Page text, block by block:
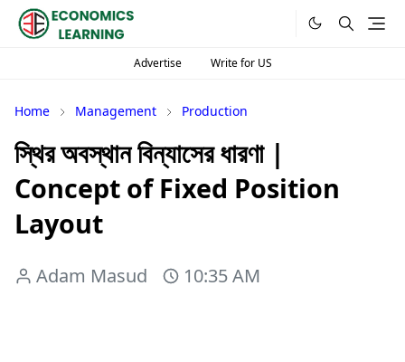
Advertise Write for US
Home Management Production
স্থির অবস্থান বিন্যাসের ধারণা |
Concept of Fixed Position
Layout
Adam Masud 10:35 AM